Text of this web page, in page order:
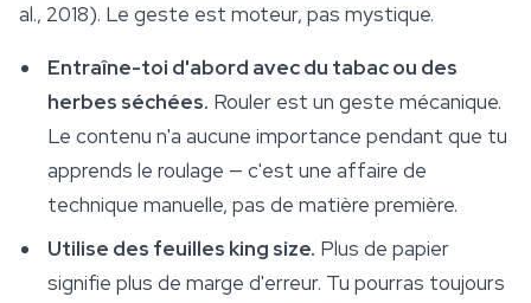
al., 2018). Le geste est moteur, pas mystique.
Entraîne-toi d'abord avec du tabac ou des
herbes séchées. Rouler est un geste mécanique.
Le contenu n'a aucune importance pendant que tu
apprends le roulage — c'est une affaire de
technique manuelle, pas de matière première.
Utilise des feuilles king size. Plus de papier
signifie plus de marge d'erreur. Tu pourras toujours